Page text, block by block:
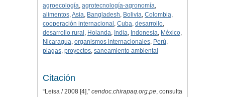
agroecología, agrotecnología-agronomía,
alimentos,Asia, Bangladesh, Bolivia, Colombia,
cooperación internacional , Cuba, desarrollo,
desarrollo rural , Holanda, India, Indonesia, México,
Nicaragua, organismos internacionales, Perú,
plagas, proyectos, saneamiento ambiental
Citación
“Leisa / 2008 [4],” cendoc.chirapaq.org.pe, consulta